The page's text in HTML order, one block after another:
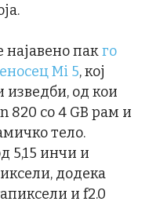
пакго
Mi 5, кој
изведби, од кои
820 со 4 GB рам и
тело.
5,15 инчи и
додека
и f2.0